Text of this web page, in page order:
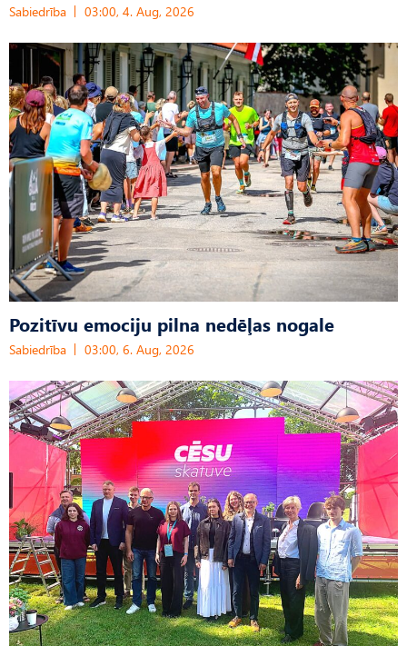
Sabiedrība 03:00, 4. Aug, 2026
Pozitīvu emociju pilna nedēļas nogale
Sabiedrība 03:00, 6. Aug, 2026